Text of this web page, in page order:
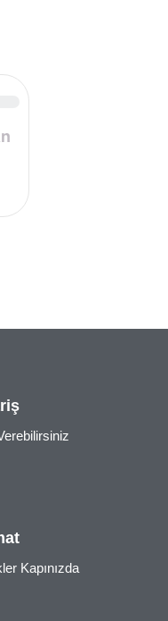
Kapınızda